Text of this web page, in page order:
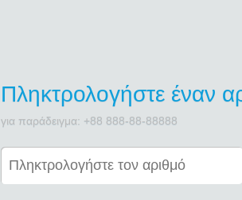
Πληκτρολογήστε έναν
για παράδειγμα: +88 888-88-88888